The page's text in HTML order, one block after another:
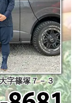
字篠塚７－３